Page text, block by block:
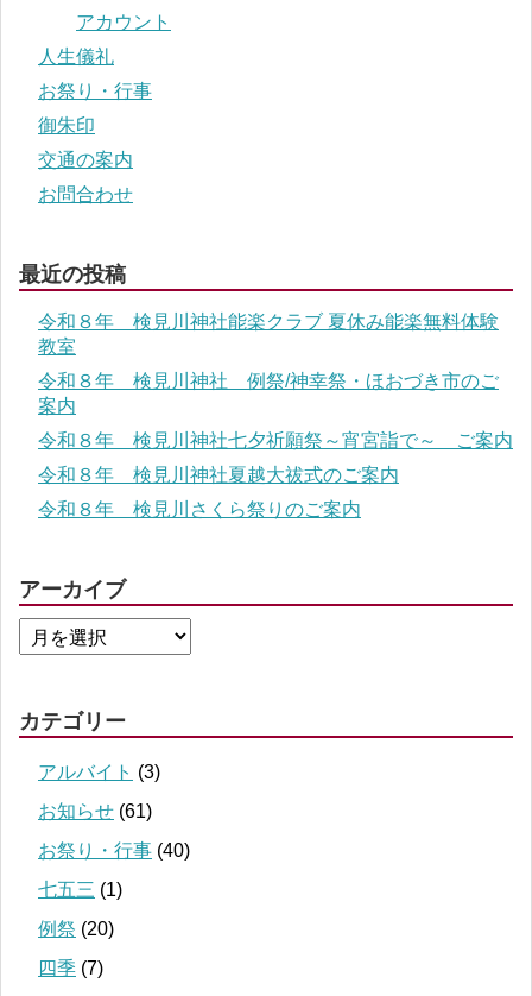
アカウント
人生儀礼
お祭り・行事
御朱印
交通の案内
お問合わせ
最近の投稿
令和８年 検見川神社能楽クラブ 夏休み能楽無料体験
教室
令和８年 検見川神社 例祭/神幸祭・ほおづき市のご
案内
令和８年 検見川神社七夕祈願祭～宵宮詣で～ ご案内
令和８年 検見川神社夏越大祓式のご案内
令和８年 検見川さくら祭りのご案内
アーカイブ
カテゴリー
アルバイト (3)
お知らせ (61)
お祭り・行事 (40)
七五三 (1)
例祭 (20)
四季 (7)